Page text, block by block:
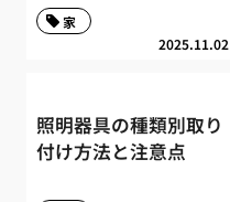
2025.11.02
家
照明器具の種類別取り
付け方法と注意点